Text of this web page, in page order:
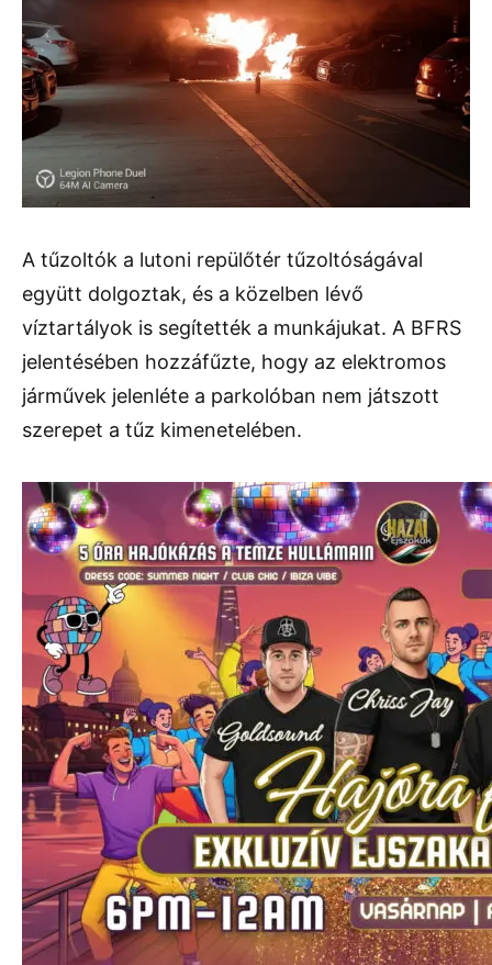
A tűzoltók a lutoni repülőtér tűzoltóságával
együtt dolgoztak, és a közelben lévő
víztartályok is segítették a munkájukat. A BFRS
jelentésében hozzáfűzte, hogy az elektromos
járművek jelenléte a parkolóban nem játszott
szerepet a tűz kimenetelében.